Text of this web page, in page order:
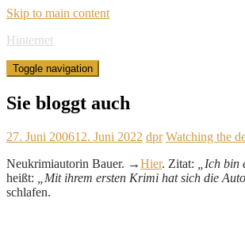
Skip to main content
Hinternet
Toggle navigation
Sie bloggt auch
27. Juni 200612. Juni 2022 dpr Watching the
Neukrimiautorin Bauer. →Hier. Zitat: „Ich
heißt:
„Mit ihrem ersten Krimi hat sich die
schlafen.